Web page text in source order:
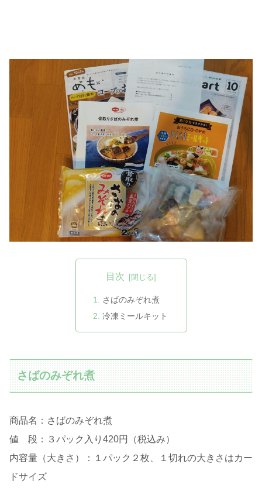
目次
さばのみぞれ煮
冷凍ミールキット
さばのみぞれ煮
商品名：さばのみぞれ煮
値 段：３パック入り420円（税込み）
内容量（大きさ）：１パック２枚、１切れの大きさはカー
ドサイズ